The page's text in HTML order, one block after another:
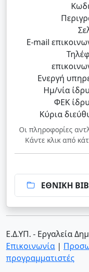
E-mail
Ενεργή
Ημ/νία
ΦΕΚ
Κύρια
Οι πληροφορίες
Κάντε κλικ από
ΕΘΝΙΚΗ
Ε.Δ.ΥΠ. - Εργαλεία
Επικοινωνία |
προγραμματιστές